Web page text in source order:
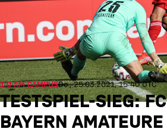
1:0 AM CAMPUSDo., 25.03.2021, 15:40 UTC
TESTSPIEL-SIEG: FC
BAYERN AMATEURE